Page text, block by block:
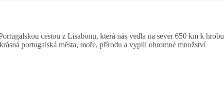
cestou z Lisabonu, která nás vedla na sever 650 km k hrobu
portugalská města, moře, přírodu a vypili ohromné množství